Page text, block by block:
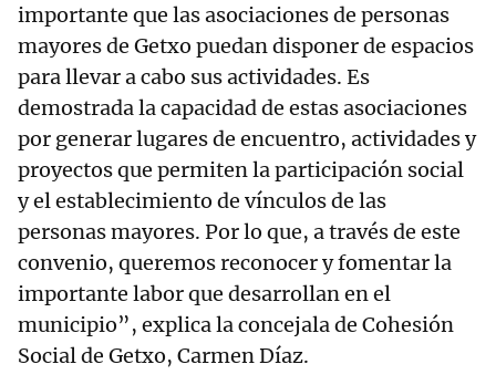
importante que las asociaciones de personas
mayores de Getxo puedan disponer de espacios
para llevar a cabo sus actividades. Es
demostrada la capacidad de estas asociaciones
por generar lugares de encuentro, actividades y
proyectos que permiten la participación social
y el establecimiento de vínculos de las
personas mayores. Por lo que, a través de este
convenio, queremos reconocer y fomentar la
importante labor que desarrollan en el
municipio”, explica la concejala de Cohesión
Social de Getxo, Carmen Díaz.